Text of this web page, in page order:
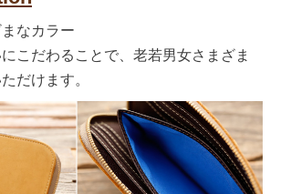
なカラー
こだわることで、老若男女さまざま
だけます。